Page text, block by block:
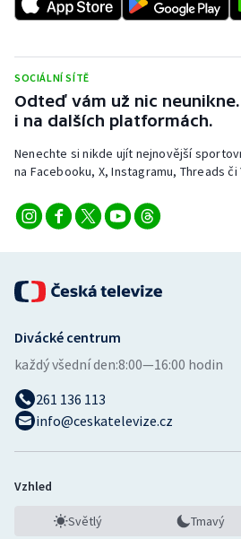
Rychlobruslení
Rychlostní kanoistika
Short track
Stolní tenis
Triatlon
Volejbal
Ostatní
SOCIÁLNÍ SÍTĚ
Odteď vám už nic
i na dalších platformách.
Nenechte si nikde ujít nejnovější
na Facebooku, X, Instagramu, Threads
Divácké centrum
každý všední den:8:00—16:00 hodin
261 136 113
info@ceskatelevize.cz
Vzhled
Světlý Tmavý